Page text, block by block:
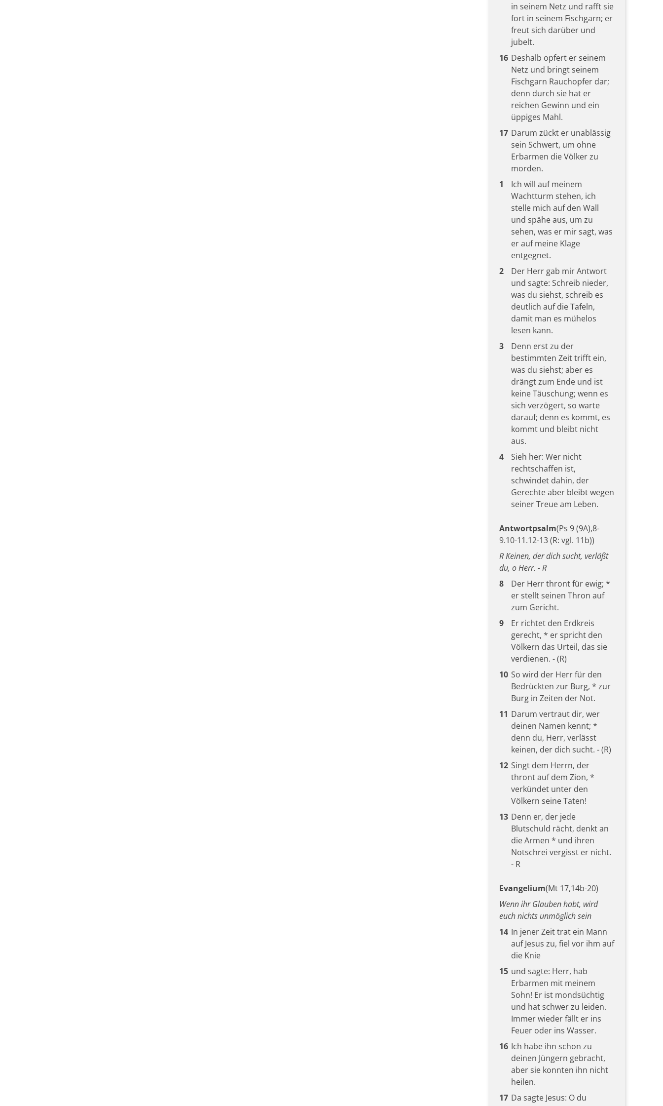
in seinem Netz und rafft sie
fort in seinem Fischgarn; er
freut sich darüber und
jubelt.
16 Deshalb opfert er seinem
Netz und bringt seinem
Fischgarn Rauchopfer dar;
denn durch sie hat er
reichen Gewinn und ein
üppiges Mahl.
17 Darum zückt er unablässig
sein Schwert, um ohne
Erbarmen die Völker zu
morden.
1
Ich will auf meinem
Wachtturm stehen, ich
stelle mich auf den Wall
und spähe aus, um zu
sehen, was er mir sagt, was
er auf meine Klage
entgegnet.
2
Der Herr gab mir Antwort
und sagte: Schreib nieder,
was du siehst, schreib es
deutlich auf die Tafeln,
damit man es mühelos
lesen kann.
3
Denn erst zu der
bestimmten Zeit trifft ein,
was du siehst; aber es
drängt zum Ende und ist
keine Täuschung; wenn es
sich verzögert, so warte
darauf; denn es kommt, es
kommt und bleibt nicht
aus.
4
Sieh her: Wer nicht
rechtschaffen ist,
schwindet dahin, der
Gerechte aber bleibt wegen
seiner Treue am Leben.
Antwortpsalm(Ps 9 (9A),8-
9.10-11.12-13 (R: vgl. 11b))
R Keinen, der dich sucht, verläßt
du, o Herr. - R
8
Der Herr thront für ewig; *
er stellt seinen Thron auf
zum Gericht.
9
Er richtet den Erdkreis
gerecht, * er spricht den
Völkern das Urteil, das sie
verdienen. - (R)
10 So wird der Herr für den
Bedrückten zur Burg, * zur
Burg in Zeiten der Not.
11 Darum vertraut dir, wer
deinen Namen kennt; *
denn du, Herr, verlässt
keinen, der dich sucht. - (R)
12 Singt dem Herrn, der
thront auf dem Zion, *
verkündet unter den
Völkern seine Taten!
13 Denn er, der jede
Blutschuld rächt, denkt an
die Armen * und ihren
Notschrei vergisst er nicht.
- R
Evangelium(Mt 17,14b-20)
Wenn ihr Glauben habt, wird
euch nichts unmöglich sein
14 In jener Zeit trat ein Mann
auf Jesus zu, fiel vor ihm auf
die Knie
15 und sagte: Herr, hab
Erbarmen mit meinem
Sohn! Er ist mondsüchtig
und hat schwer zu leiden.
Immer wieder fällt er ins
Feuer oder ins Wasser.
16 Ich habe ihn schon zu
deinen Jüngern gebracht,
aber sie konnten ihn nicht
heilen.
17 Da sagte Jesus: O du